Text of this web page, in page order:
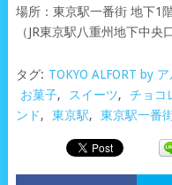
場所：東京駅一番街 地下1
（JR東京駅八重州地下中央
タグ: TOKYO ALFORT by
お菓子, スイーツ, チョコ
ンド, 東京駅, 東京駅一番